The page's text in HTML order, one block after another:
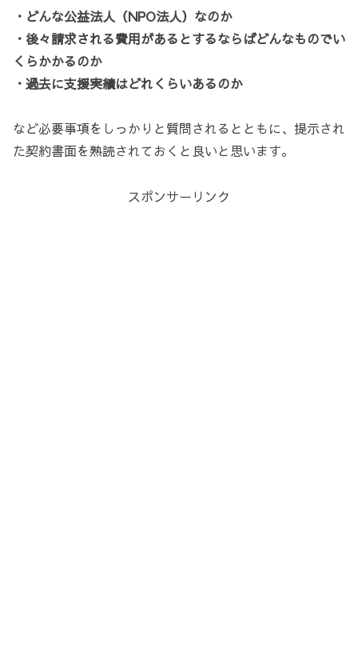
・どんな公益法人（NPO法人）なのか
・後々請求される費用があるとするならばどんなものでい
くらかかるのか
・過去に支援実績はどれくらいあるのか
など必要事項をしっかりと質問されるとともに、提示され
た契約書面を熟読されておくと良いと思います。
スポンサーリンク